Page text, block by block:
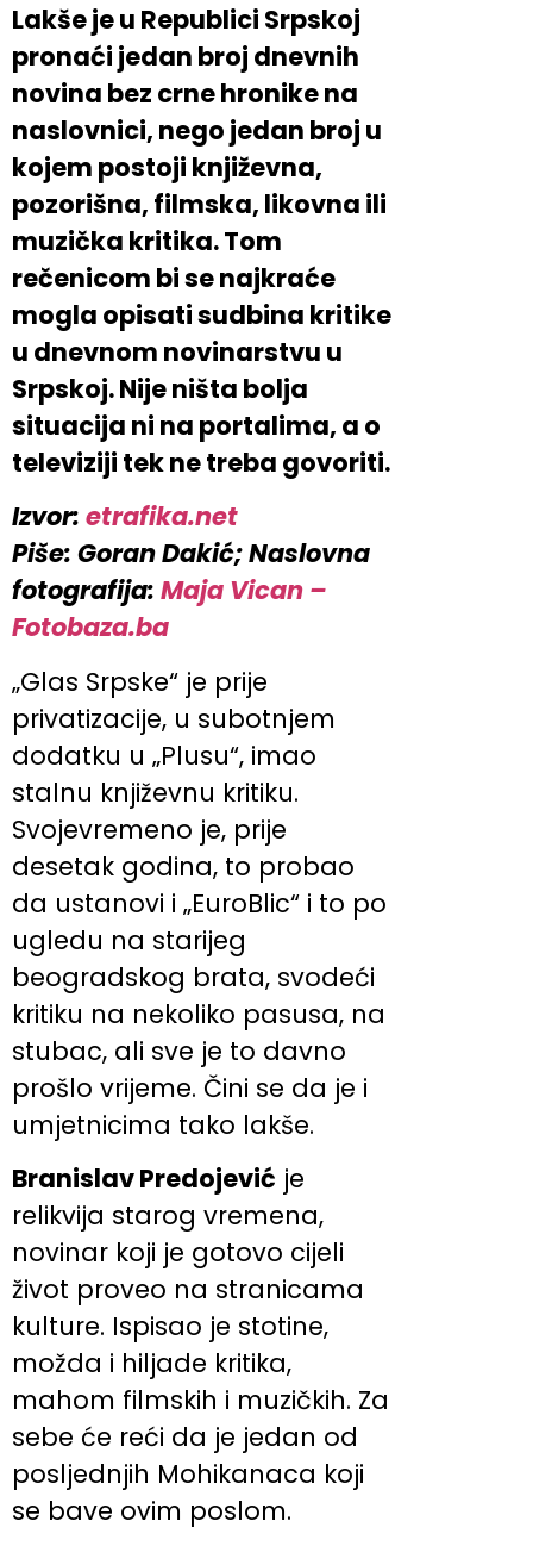
Lakše je u Republici Srpskoj
pronaći jedan broj dnevnih
novina bez crne hronike na
naslovnici, nego jedan broj u
kojem postoji književna,
pozorišna, filmska, likovna ili
muzička kritika. Tom
rečenicom bi se najkraće
mogla opisati sudbina kritike
u dnevnom novinarstvu u
Srpskoj. Nije ništa bolja
situacija ni na portalima, a o
televiziji tek ne treba govoriti.
Izvor: etrafika.net
Piše: Goran Dakić; Naslovna
fotografija: Maja Vican –
Fotobaza.ba
„Glas Srpske“ je prije
privatizacije, u subotnjem
dodatku u „Plusu“, imao
stalnu književnu kritiku.
Svojevremeno je, prije
desetak godina, to probao
da ustanovi i „EuroBlic“ i to po
ugledu na starijeg
beogradskog brata, svodeći
kritiku na nekoliko pasusa, na
stubac, ali sve je to davno
prošlo vrijeme. Čini se da je i
umjetnicima tako lakše.
Branislav Predojević je
relikvija starog vremena,
novinar koji je gotovo cijeli
život proveo na stranicama
kulture. Ispisao je stotine,
možda i hiljade kritika,
mahom filmskih i muzičkih. Za
sebe će reći da je jedan od
posljednjih Mohikanaca koji
se bave ovim poslom.